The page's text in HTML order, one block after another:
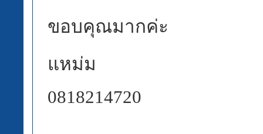
ขอบคุณมากค่ะ
แหม่ม
0818214720